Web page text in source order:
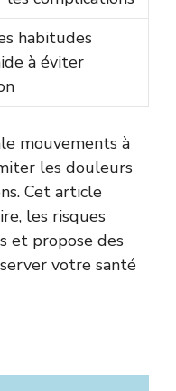
habitudes
à éviter
mouvements à
les douleurs
Cet article
les risques
et propose des
votre santé